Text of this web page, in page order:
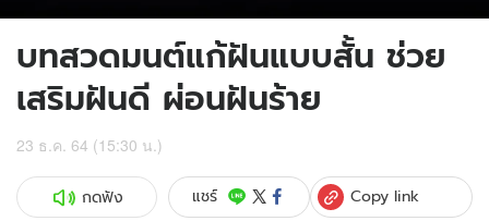
บทสวดมนต์แก้ฝันแบบสั้น ช่วย
เสริมฝันดี ผ่อนฝันร้าย
23 ธ.ค. 64 (15:30 น.)
กดฟัง แชร์ Copy link